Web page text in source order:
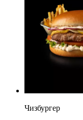
Чизбургер